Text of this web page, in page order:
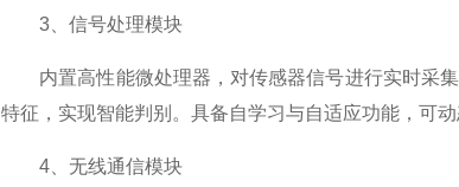
3、信号处理模块
内置高性能微处理器，对传感器信号进行实时采集
特征，实现智能判别。具备自学习与自适应功能，可
4、无线通信模块